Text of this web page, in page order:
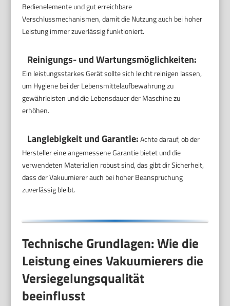
Bedienelemente und gut erreichbare
Verschlussmechanismen, damit die Nutzung auch bei hoher
Leistung immer zuverlässig funktioniert.
Reinigungs- und Wartungsmöglichkeiten:
Ein leistungsstarkes Gerät sollte sich leicht reinigen lassen,
um Hygiene bei der Lebensmittelaufbewahrung zu
gewährleisten und die Lebensdauer der Maschine zu
erhöhen.
Langlebigkeit und Garantie:Achte darauf, ob der
Hersteller eine angemessene Garantie bietet und die
verwendeten Materialien robust sind, das gibt dir Sicherheit,
dass der Vakuumierer auch bei hoher Beanspruchung
zuverlässig bleibt.
Technische Grundlagen: Wie die
Leistung eines Vakuumierers die
Versiegelungsqualität
beeinflusst